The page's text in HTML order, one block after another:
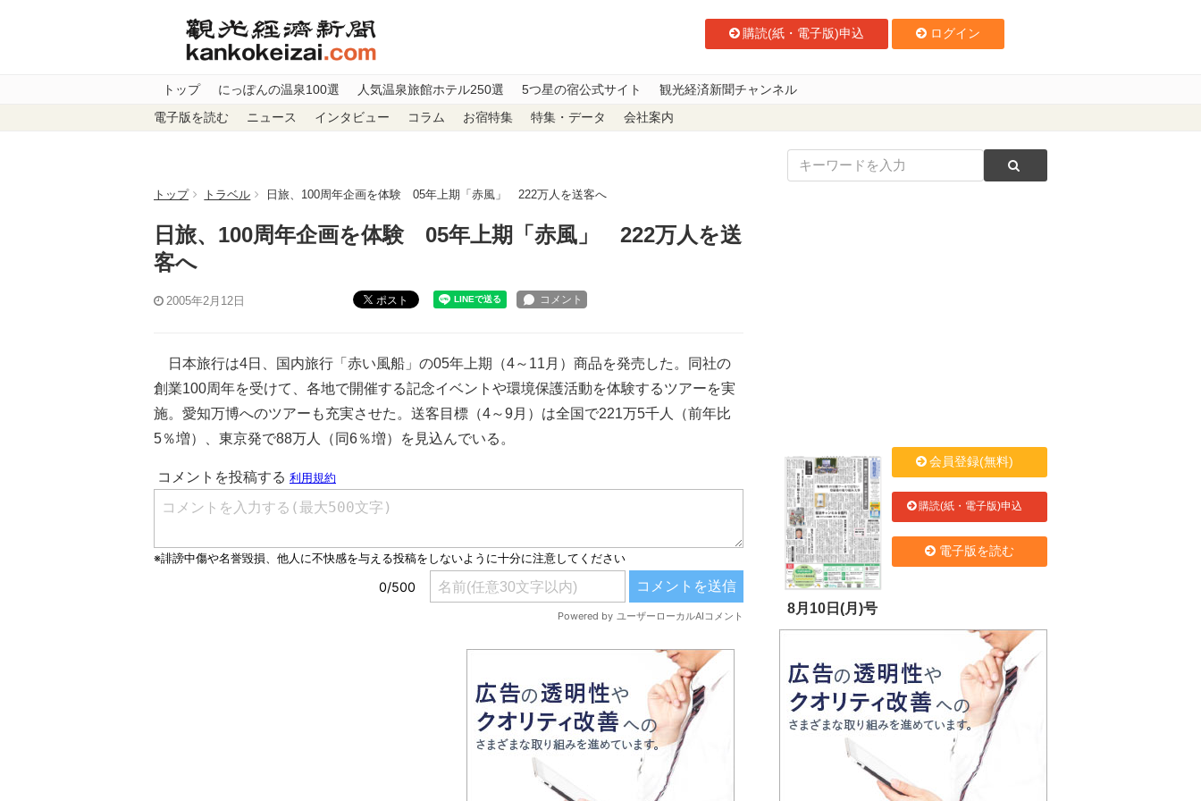
購読(紙・電子版)申込 ログイン
トップ にっぽんの温泉100選 人気温泉旅館ホテル250選 5つ星の宿公式サイト 観光経済新聞チャンネル
電子版を読む ニュース インタビュー コラム お宿特集 特集・データ 会社案内
トップ トラベル 日旅、100周年企画を体験 05年上期「赤風」 222万人を送客へ
日旅、100周年企画を体験 05年上期「赤風」 222万人を送
客へ
2005年2月12日 ポスト
日本旅行は4日、国内旅行「赤い風船」の05年上期（4～11月）商品を発売した。同社の
創業100周年を受けて、各地で開催する記念イベントや環境保護活動を体験するツアーを実
施。愛知万博へのツアーも充実させた。送客目標（4～9月）は全国で221万5千人（前年比
5％増）、東京発で88万人（同6％増）を見込んでいる。
8月10日(月)号
会員登録(無料)
購読(紙・電子版)申込
電子版を読む